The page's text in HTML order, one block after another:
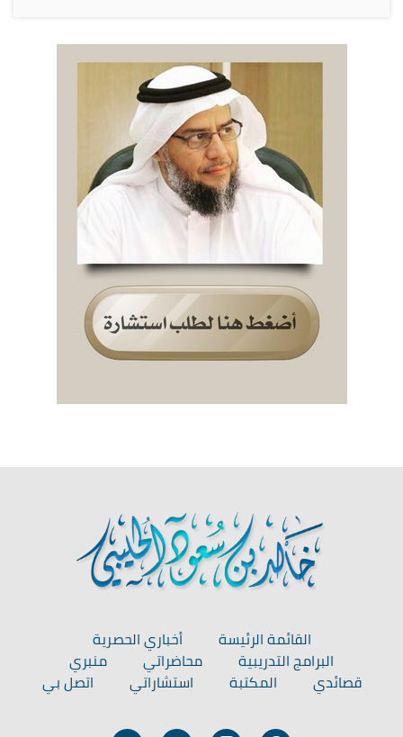
القائمة الرئيسة
أخباري الحصرية
البرامج التدريبية
محاضراتي
منبري
قصائدي
المكتبة استشاراتي اتصل بي